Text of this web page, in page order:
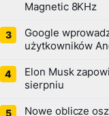
Magnetic 8KHz
Google
użytkowników
Elon Musk
sierpniu
Nowe oblicze